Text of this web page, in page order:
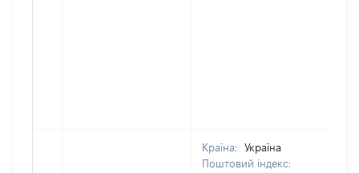
Країна:
Україна
Поштовий індекс: